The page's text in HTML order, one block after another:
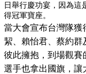
日舉行慶功宴，因為這
得冠軍寶座。
當大會宣布台灣隊
絜、賴怡君、蔡約群
彼此擁抱，到場觀賽
選手也拿出國旗，讓